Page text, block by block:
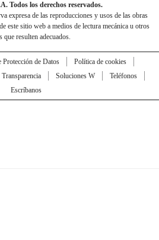
Todos los derechos reservados.
expresa de las reproducciones y usos de las obras
este sitio web a medios de lectura mecánica u otros
que resulten adecuados.
Protección de Datos
Política de cookies
Transparencia Soluciones W
Teléfonos
Escríbanos